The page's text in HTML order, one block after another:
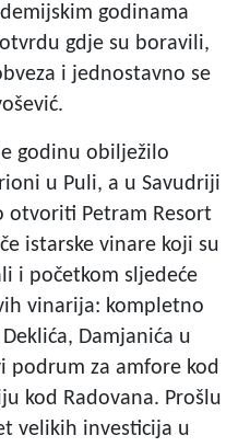
godinama
gdje su boravili,
i jednostavno se
godinu obilježilo
u Puli, a u Savudriji
otvoriti Petram Resort
istarske vinare koji su
i početkom sljedeće
vinarija: kompletno
Damjanića u
podrum za amfore kod
kod Radovana. Prošlu
velikih investicija u